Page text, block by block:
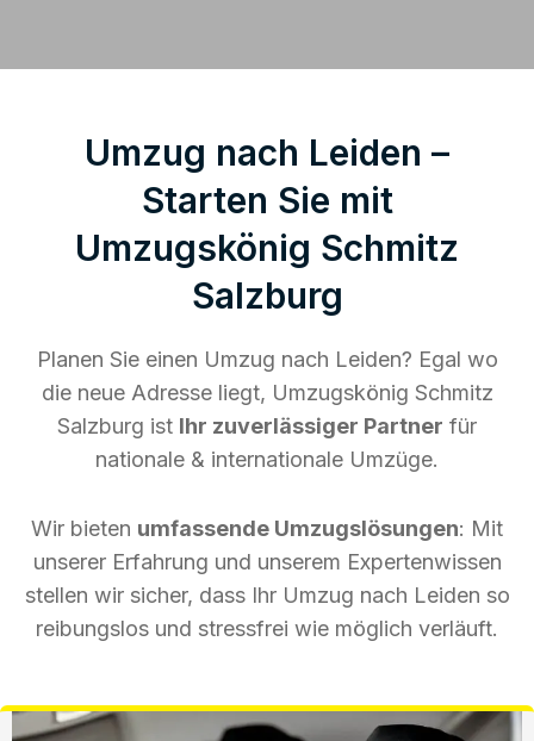
Umzug nach Leiden –
Starten Sie mit
Umzugskönig Schmitz
Salzburg
Planen Sie einen Umzug nach Leiden? Egal wo
die neue Adresse liegt, Umzugskönig Schmitz
Salzburg ist Ihr zuverlässiger Partner für
nationale & internationale Umzüge.
Wir bieten umfassende Umzugslösungen: Mit
unserer Erfahrung und unserem Expertenwissen
stellen wir sicher, dass Ihr Umzug nach Leiden so
reibungslos und stressfrei wie möglich verläuft.